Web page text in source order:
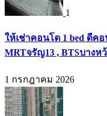
1
ให้เช่าคอนโด 1 bed ดีค
MRTจรัญ13 , BTSบางหว้
1 กรกฎาคม 2026